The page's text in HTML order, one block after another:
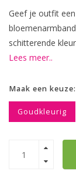
Geef je outfit
schitterende
Lees meer..
Maak een keuze:
Goudkleurig